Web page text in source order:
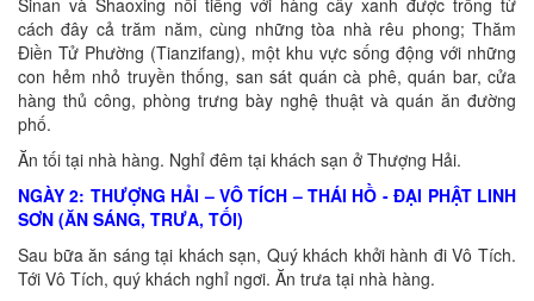
Sinan và Shaoxing nổi tiếng với hàng cây xanh được trồng từ
cách đây cả trăm năm, cùng những tòa nhà rêu phong; Thăm
Điền Tử Phường (Tianzifang), một khu vực sống động với những
con hẻm nhỏ truyền thống, san sát quán cà phê, quán bar, cửa
hàng thủ công, phòng trưng bày nghệ thuật và quán ăn đường
phố.
Ăn tối tại nhà hàng. Nghỉ đêm tại khách sạn ở Thượng Hải.
NGÀY 2: THƯỢNG HẢI – VÔ TÍCH – THÁI HỒ - ĐẠI PHẬT LINH
SƠN (ĂN SÁNG, TRƯA, TỐI)
Sau bữa ăn sáng tại khách sạn, Quý khách khởi hành đi Vô Tích.
Tới Vô Tích, quý khách nghỉ ngơi. Ăn trưa tại nhà hàng.